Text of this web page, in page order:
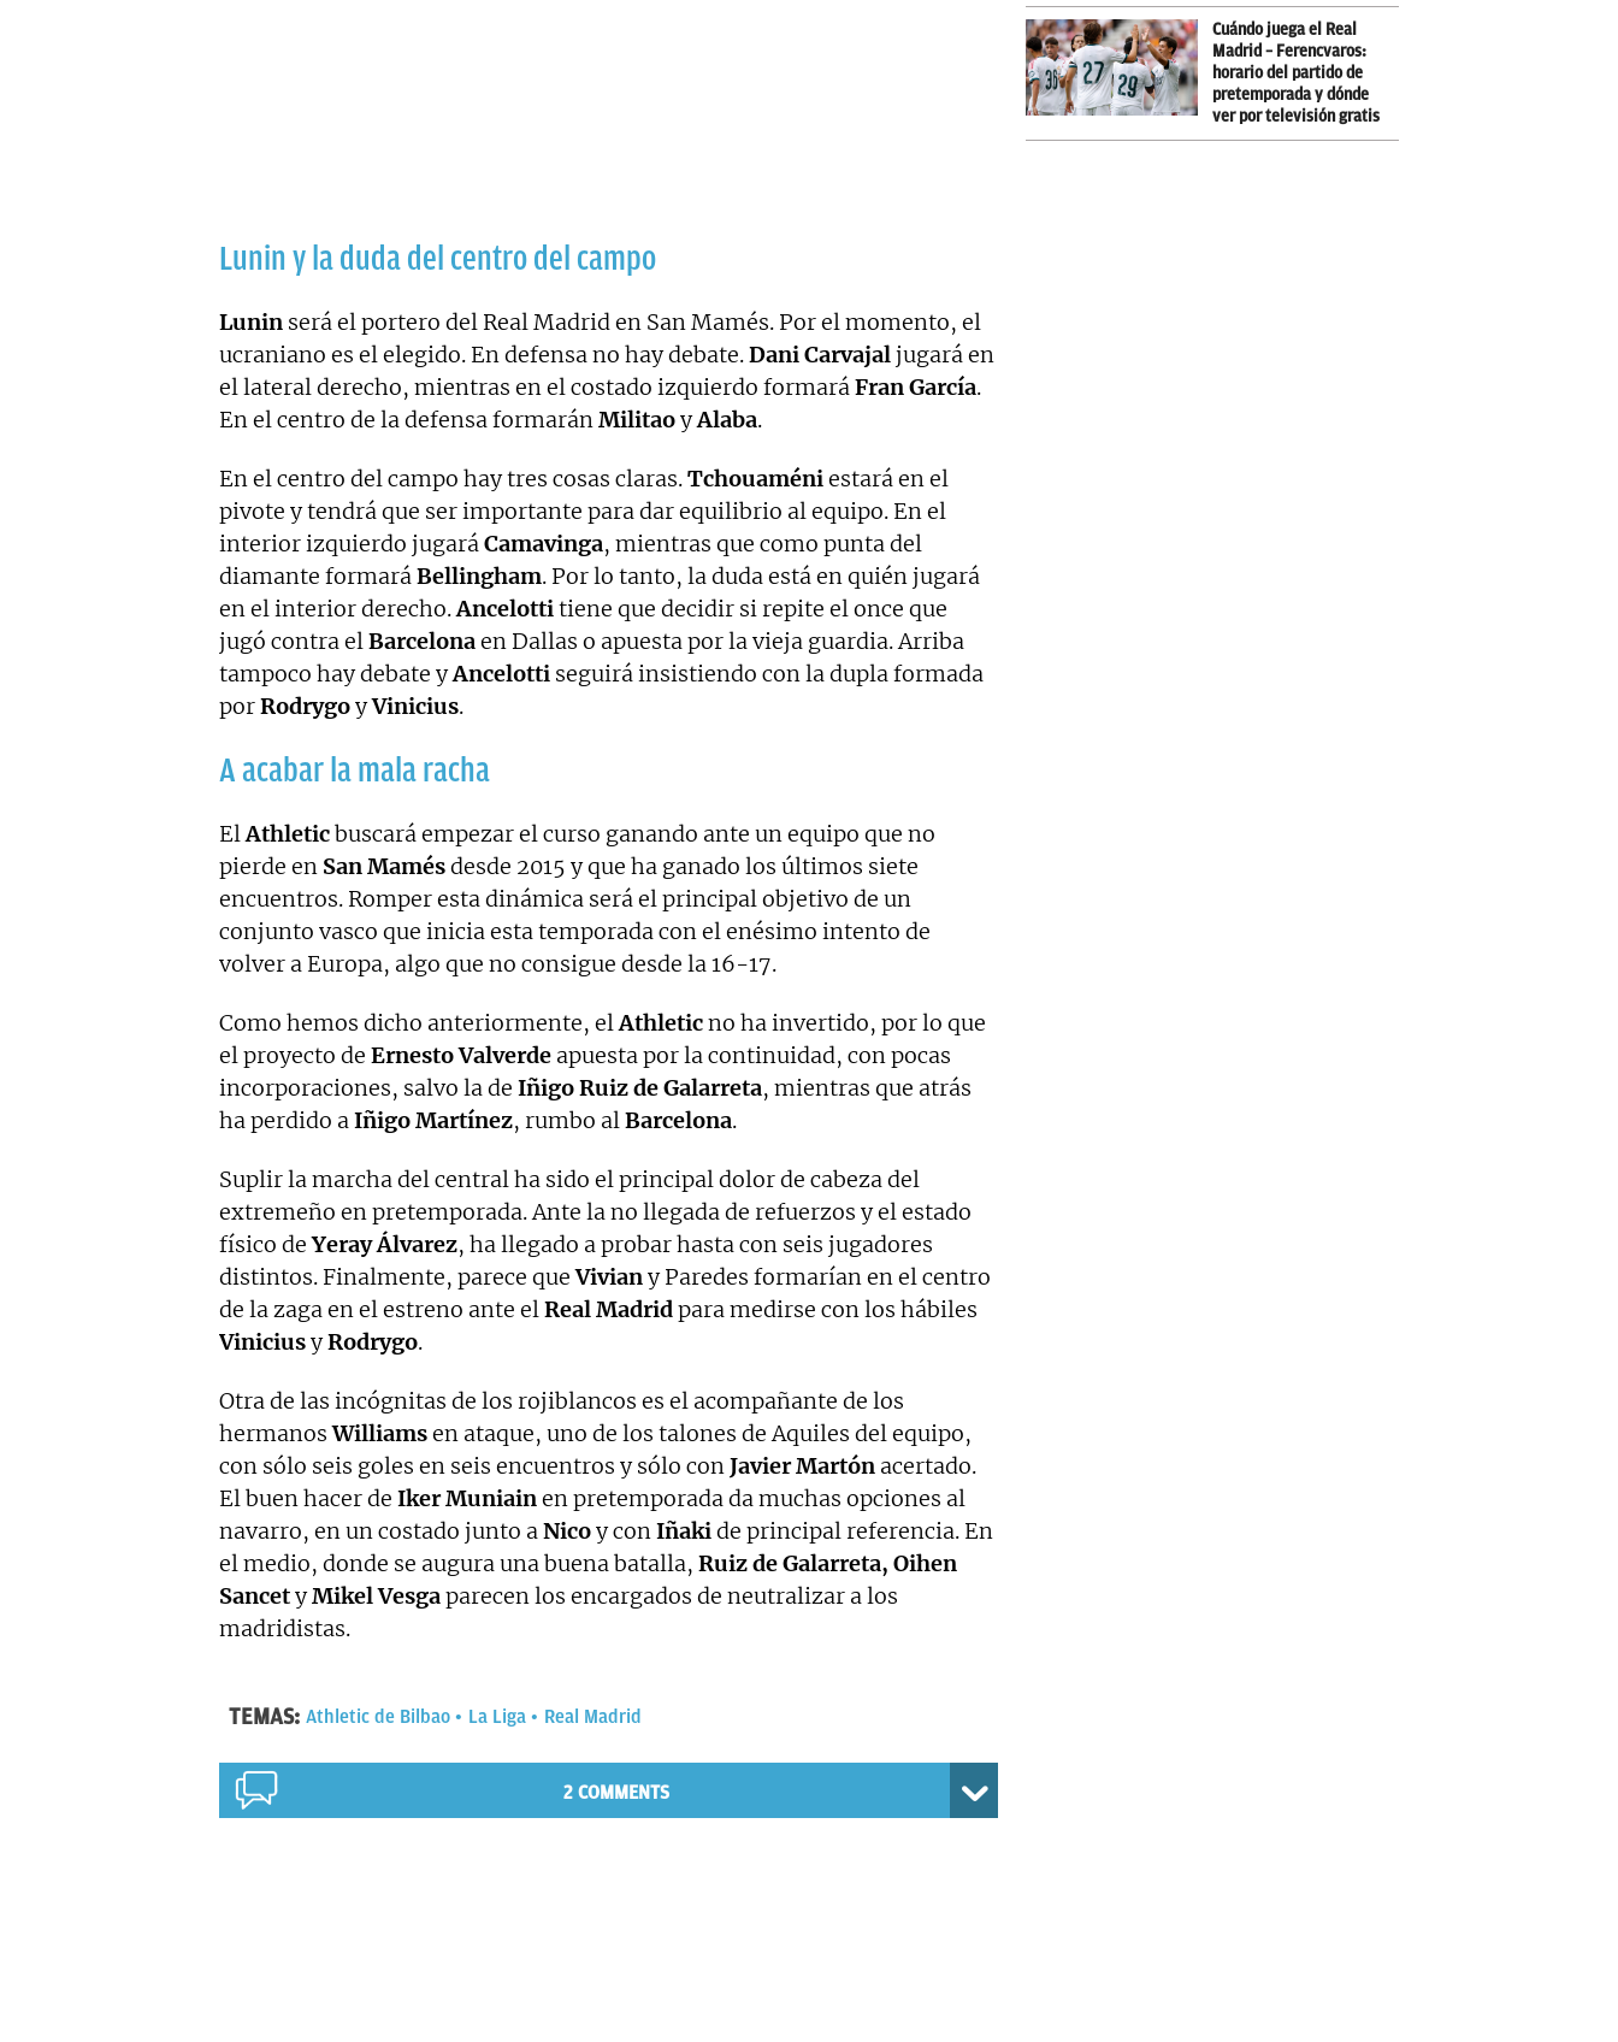
Lunin y la duda del centro del campo
Lunin será el portero del Real Madrid en San Mamés. Por el momento, el
ucraniano es el elegido. En defensa no hay debate.Dani Carvajaljugará en
el lateral derecho, mientras en el costado izquierdo formaráFran García.
En el centro de la defensa formaránMilitaoyAlaba.
En el centro del campo hay tres cosas claras.Tchouaméniestará en el
pivote y tendrá que ser importante para dar equilibrio al equipo. En el
interior izquierdo jugaráCamavinga, mientras que como punta del
diamante formaráBellingham. Por lo tanto, la duda está en quién jugará
en el interior derecho.Ancelottitiene que decidir si repite el once que
jugó contra elBarcelonaen Dallas o apuesta por la vieja guardia. Arriba
tampoco hay debate yAncelotti seguirá insistiendo con la dupla formada
porRodrygoyVinicius.
A acabar la mala racha
ElAthleticbuscará empezar el curso ganando ante un equipo que no
pierde en San Mamésdesde 2015 y que ha ganado los últimos siete
encuentros. Romper esta dinámica será el principal objetivo de un
conjunto vasco que inicia esta temporada con el enésimo intento de
volver a Europa, algo que no consigue desde la 16-17.
Como hemos dicho anteriormente, elAthleticno ha invertido, por lo que
el proyecto de Ernesto Valverde apuesta por la continuidad, con pocas
incorporaciones, salvo la de Iñigo Ruiz de Galarreta, mientras que atrás
ha perdido aIñigo Martínez, rumbo alBarcelona.
Suplir la marcha del central ha sido el principal dolor de cabeza del
extremeño en pretemporada. Ante la no llegada de refuerzos y el estado
físico deYeray Álvarez, ha llegado a probar hasta con seis jugadores
distintos. Finalmente, parece queViviany Paredes formarían en el centro
de la zaga en el estreno ante elReal Madridpara medirse con los hábiles
ViniciusyRodrygo.
Otra de las incógnitas de los rojiblancos es el acompañante de los
hermanosWilliamsen ataque, uno de los talones de Aquiles del equipo,
con sólo seis goles en seis encuentros y sólo conJavier Martón acertado.
El buen hacer de Iker Muniainen pretemporada da muchas opciones al
navarro, en un costado junto aNicoy conIñakide principal referencia. En
el medio, donde se augura una buena batalla, Ruiz de Galarreta, Oihen
SancetyMikel Vesgaparecen los encargados de neutralizar a los
madridistas.
TEMAS: Athletic de Bilbao La Liga Real Madrid
2 COMMENTS
Cuándo juega el Real
Madrid – Ferencvaros:
horario del partido de
pretemporada y dónde
ver por televisión gratis